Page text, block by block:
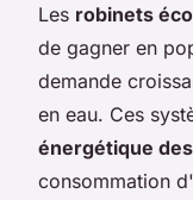
Les robinets
de gagner en
demande
en eau. Ces
énergétique
consommation